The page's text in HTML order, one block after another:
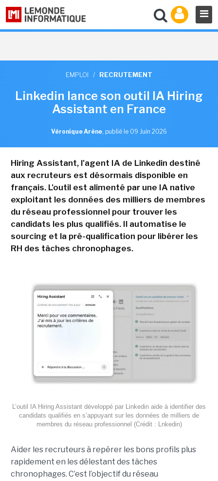
EMPLOI / RECRUTEMENT
Linkedin lance son outil IA Hiring
Assistant en France
Véronique Arène, publié le 09 Juin 2026
Hiring Assistant, l'agent IA de Linkedin destiné
aux recruteurs est désormais disponible en
français. L'outil est alimenté par une IA native
exploitant les données des milliers de membres
du réseau professionnel pour trouver les
candidats les plus qualifiés. Il automatise le
sourcing et la pré-qualification pour libérer les
RH des tâches chronophages.
L’outil IA Hiring Assistant développé par Linkedin aide à identifier des
candidats qualifiés en s’appuyant sur les données de milliers de
membres du réseau professionnel (Crédit : Lnkedin)
Aider les recruteurs à repérer les bons profils plus
rapidement en les délestant des tâches
chronophages. C’est l’objectif du réseau